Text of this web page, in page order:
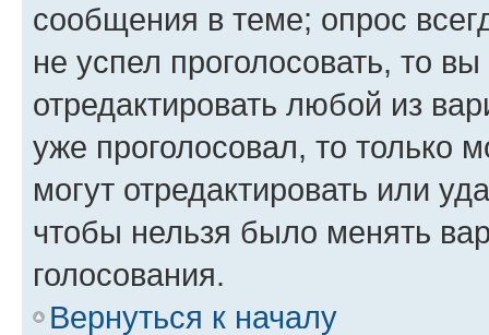
сообщения в теме; опрос
не успел проголосовать, то
отредактировать любой из
уже проголосовал, то только
могут отредактировать или
чтобы нельзя было менять
голосования.
Вернуться к началу